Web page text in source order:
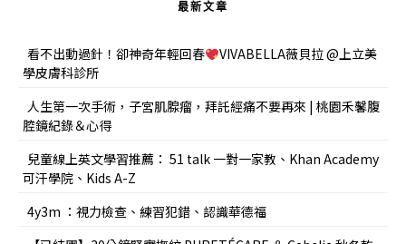
最新文章
看不出動過針！卻神奇年輕回春
VIVABELLA薇貝拉 @上立美
學皮膚科診所
人生第一次手術，子宮肌腺瘤，拜託經痛不要再來 | 桃園禾馨腹
腔鏡紀錄＆心得
兒童線上英文學習推薦： 51 talk 一對一家教、Khan Academy
可汗學院、Kids A-Z
4y3m ：視力檢查、練習犯錯、認識華德福